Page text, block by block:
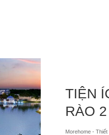
TIỆN
RÀO 2
Morehome -